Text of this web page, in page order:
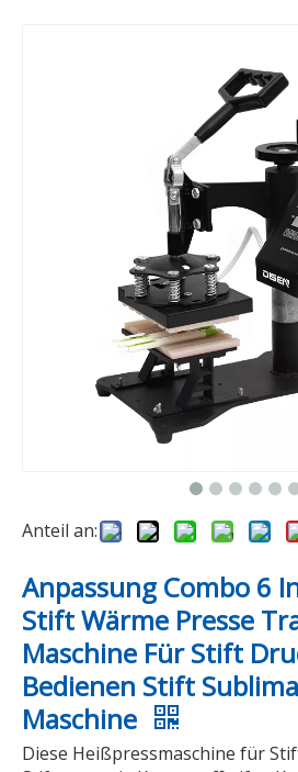
Anteil an:
Anpassung Combo 6
Stift Wärme Presse
Maschine Für Stift
Bedienen Stift
Maschine
Diese Heißpressmaschine für